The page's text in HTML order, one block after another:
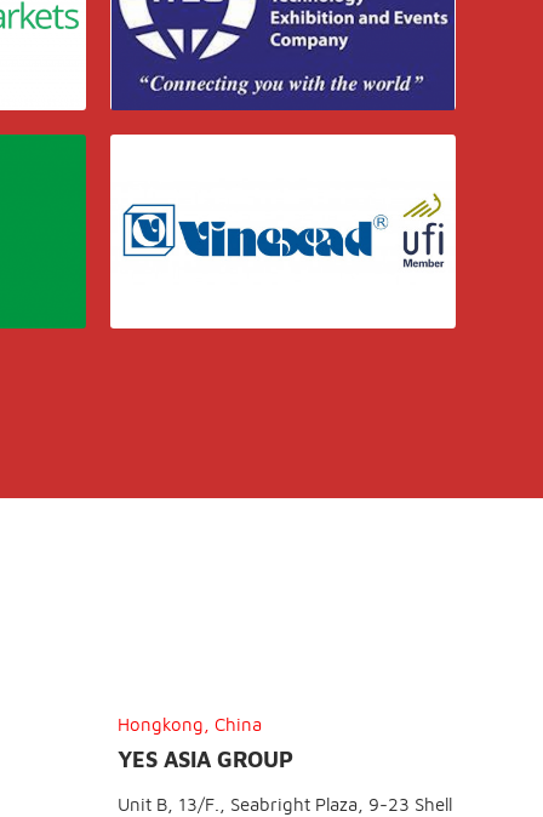
Hongkong, China
YES ASIA GROUP
Unit B, 13/F., Seabright Plaza, 9-23 Shell